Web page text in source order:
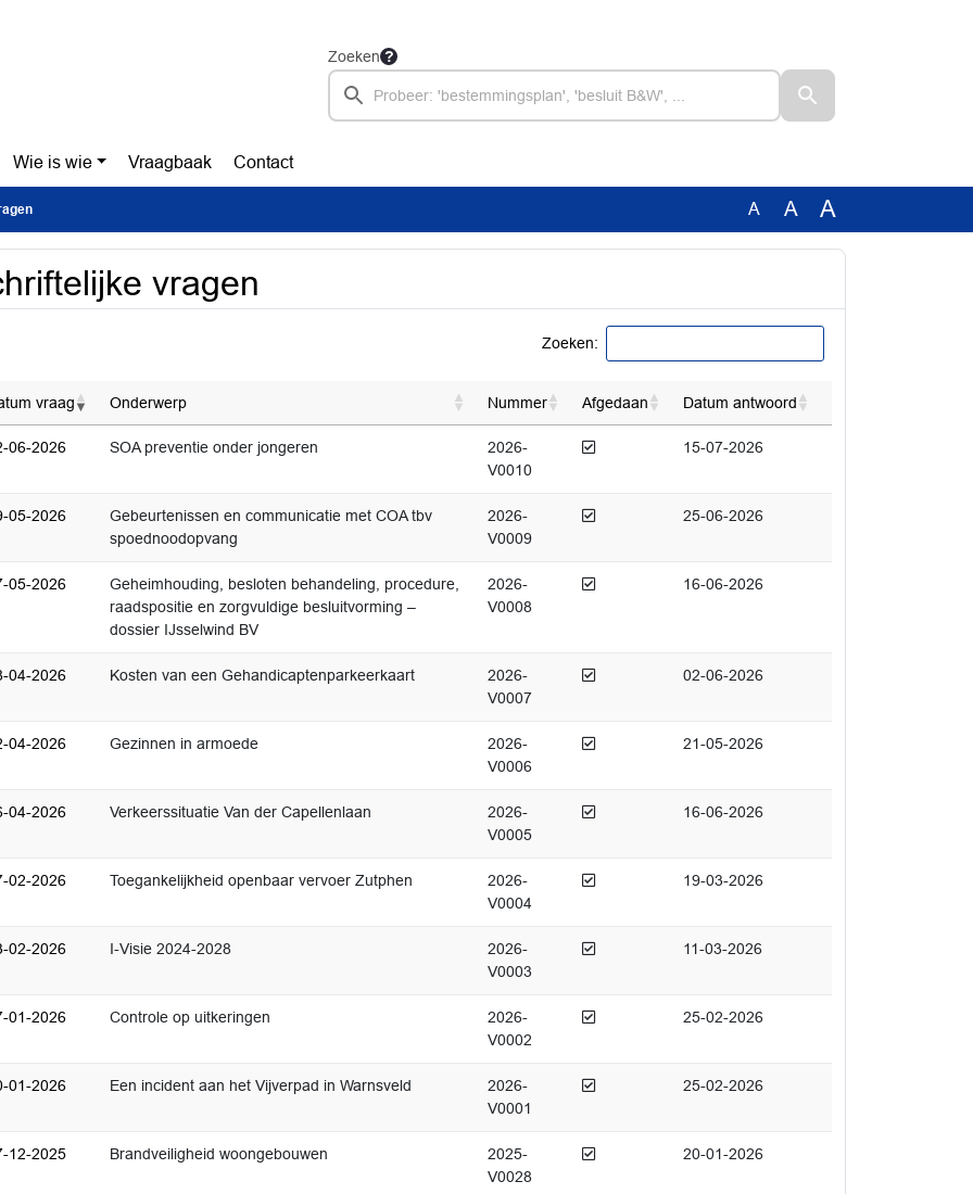
Zoeken
Wie is wie Vraagbaak Contact
A A A
vragen
Zoeken:
vraag Onderwerp Nummer Afgedaan Datum antwoord
06-2026 SOA preventie onder jongeren
2026-
V0010
Afgedaan 15-07-2026
05-2026
Gebeurtenissen en communicatie met COA tbv
spoednoodopvang
2026-
V0009
Afgedaan 25-06-2026
05-2026
Geheimhouding, besloten behandeling, procedure,
raadspositie en zorgvuldige besluitvorming –
dossier IJsselwind BV
2026-
V0008
Afgedaan 16-06-2026
04-2026 Kosten van een Gehandicaptenparkeerkaart
2026-
V0007
Afgedaan 02-06-2026
04-2026 Gezinnen in armoede
2026-
V0006
Afgedaan 21-05-2026
04-2026 Verkeerssituatie Van der Capellenlaan
2026-
V0005
Afgedaan 16-06-2026
02-2026 Toegankelijkheid openbaar vervoer Zutphen
2026-
V0004
Afgedaan 19-03-2026
02-2026 I-Visie 2024-2028
2026-
V0003
Afgedaan 11-03-2026
01-2026 Controle op uitkeringen
2026-
V0002
Afgedaan 25-02-2026
01-2026 Een incident aan het Vijverpad in Warnsveld
2026-
V0001
Afgedaan 25-02-2026
12-2025 Brandveiligheid woongebouwen
2025-
V0028
Afgedaan 20-01-2026